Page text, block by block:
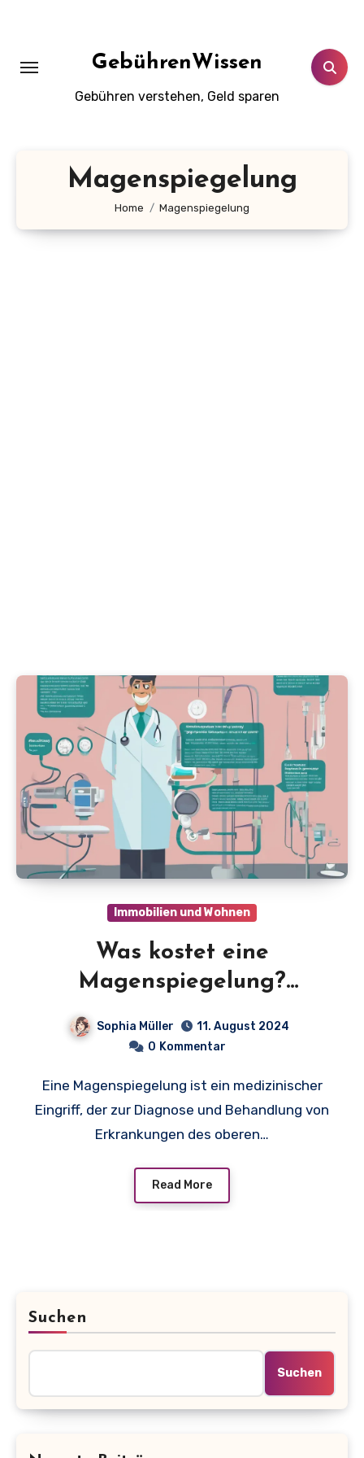
GebührenWissen
Gebühren verstehen, Geld sparen
Magenspiegelung
Home Magenspiegelung
Immobilien und Wohnen
Was kostet eine
Magenspiegelung?
Erfahren Sie die Preise
und mehr!
Sophia Müller
11. August 2024
0 Kommentar
Eine Magenspiegelung ist ein medizinischer
Eingriff, der zur Diagnose und Behandlung von
Erkrankungen des oberen…
Read More
Suchen
Suchen